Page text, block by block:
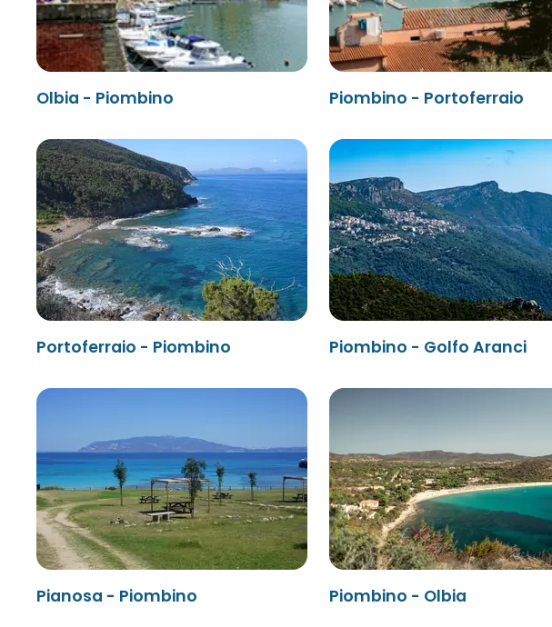
Olbia - Piombino Piombino - Portoferraio
Portoferraio - Piombino Piombino - Golfo Aranci
Pianosa - Piombino Piombino - Olbia